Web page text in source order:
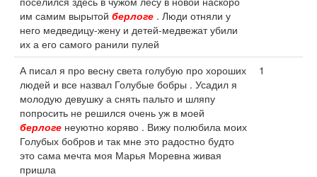
им самим вырытой берлоге . Люди отняли у
него медведицу-жену и детей-медвежат убили
их а его самого ранили пулей
А писал я про весну света голубую про хороших
людей и все назвал Голубые бобры . Усадил я
молодую девушку а снять пальто и шляпу
попросить не решился очень уж в моей
берлоге неуютно коряво . Вижу полюбила моих
Голубых бобров и так мне это радостно будто
это сама мечта моя Марья Моревна живая
пришла
1